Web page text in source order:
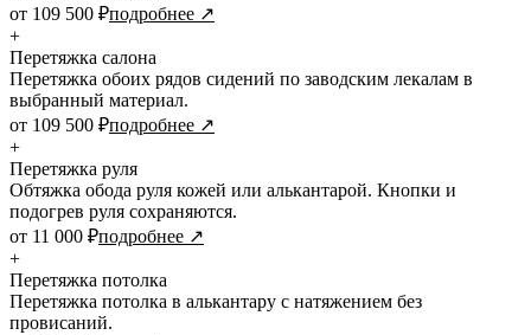
от 109 500 ₽подробнее ↗
+
Перетяжка салона
Перетяжка обоих рядов сидений по заводским лекалам в
выбранный материал.
от 109 500 ₽подробнее ↗
+
Перетяжка руля
Обтяжка обода руля кожей или алькантарой. Кнопки и
подогрев руля сохраняются.
от 11 000 ₽подробнее ↗
+
Перетяжка потолка
Перетяжка потолка в алькантару с натяжением без
провисаний.